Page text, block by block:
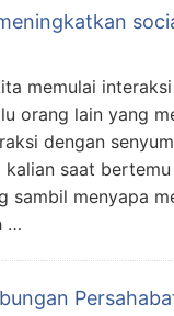
memulai
orang lain yang
dengan
kalian saat
sambil menyapa
…